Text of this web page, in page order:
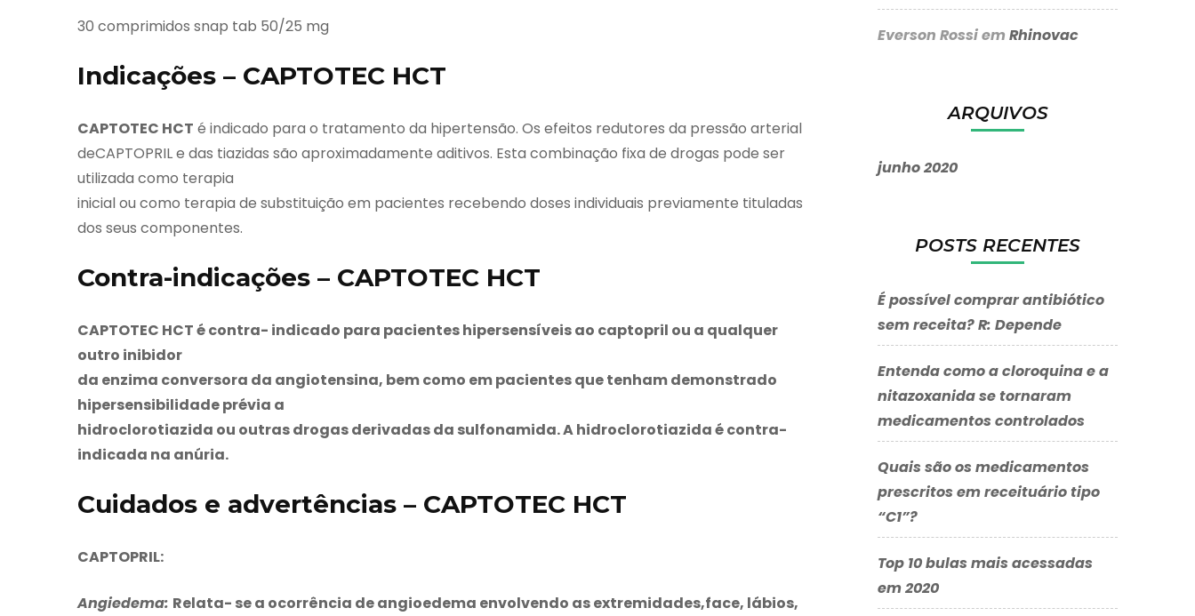
30 comprimidos snap tab 50/25 mg
Indicações – CAPTOTEC HCT
CAPTOTEC HCT é indicado para o tratamento da hipertensão. Os efeitos redutores da pressão arterial
deCAPTOPRIL e das tiazidas são aproximadamente aditivos. Esta combinação fixa de drogas pode ser
utilizada como terapia
inicial ou como terapia de substituição em pacientes recebendo doses individuais previamente tituladas
dos seus componentes.
Contra-indicações – CAPTOTEC HCT
CAPTOTEC HCTé contra- indicado para pacientes hipersensíveis ao captopril ou a qualquer
outro inibidor
da enzima conversora da angiotensina, bem como em pacientes que tenham demonstrado
hipersensibilidade prévia a
hidroclorotiazida ou outras drogas derivadas da sulfonamida. A hidroclorotiazida é contra-
indicada na anúria.
Cuidados e advertências – CAPTOTEC HCT
CAPTOPRIL:
Angiedema: Relata- se a ocorrência de angioedema envolvendo as extremidades,face, lábios,
Everson Rossiem Rhinovac
ARQUIVOS
junho 2020
POSTS RECENTES
É possível comprar antibiótico
sem receita? R: Depende
Entenda como a cloroquina e a
nitazoxanida se tornaram
medicamentos controlados
Quais são os medicamentos
prescritos em receituário tipo
“C1”?
Top 10 bulas mais acessadas
em 2020